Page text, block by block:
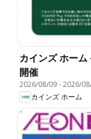
カインズ ホーム
開催
2026/08/09-2026/
カインズ ホーム